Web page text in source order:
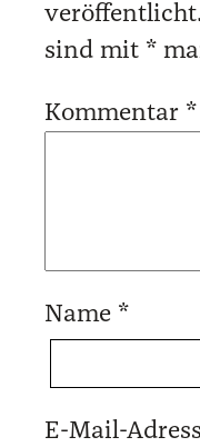
veröffentlicht.
sind mit *
Kommentar *
Name *
E-Mail-